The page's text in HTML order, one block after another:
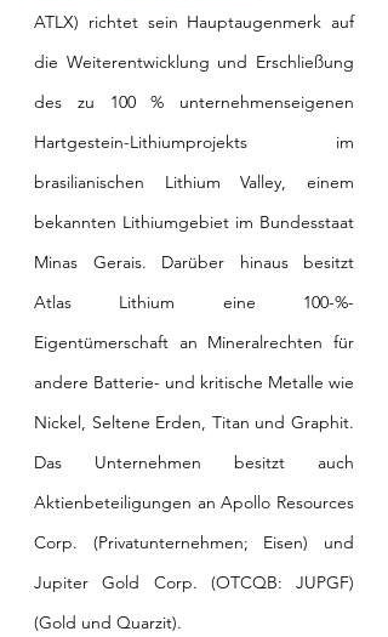
ATLX) richtet sein Hauptaugenmerk auf
die Weiterentwicklung und Erschließung
des zu 100 % unternehmenseigenen
Hartgestein-Lithiumprojekts im
brasilianischen Lithium Valley, einem
bekannten Lithiumgebiet im Bundesstaat
Minas Gerais. Darüber hinaus besitzt
Atlas Lithium eine 100-%-
Eigentümerschaft an Mineralrechten für
andere Batterie- und kritische Metalle wie
Nickel, Seltene Erden, Titan und Graphit.
Das Unternehmen besitzt auch
Aktienbeteiligungen an Apollo Resources
Corp. (Privatunternehmen; Eisen) und
Jupiter Gold Corp. (OTCQB: JUPGF)
(Gold und Quarzit).